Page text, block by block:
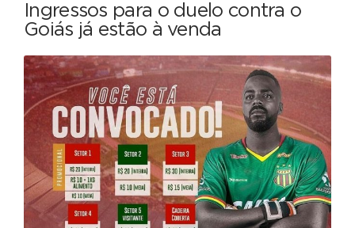
Ingressos para o duelo contra o
Goiás já estão à venda